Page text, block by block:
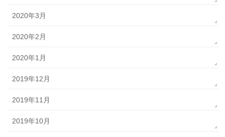
2020年3月
2020年2月
2020年1月
2019年12月
2019年11月
2019年10月